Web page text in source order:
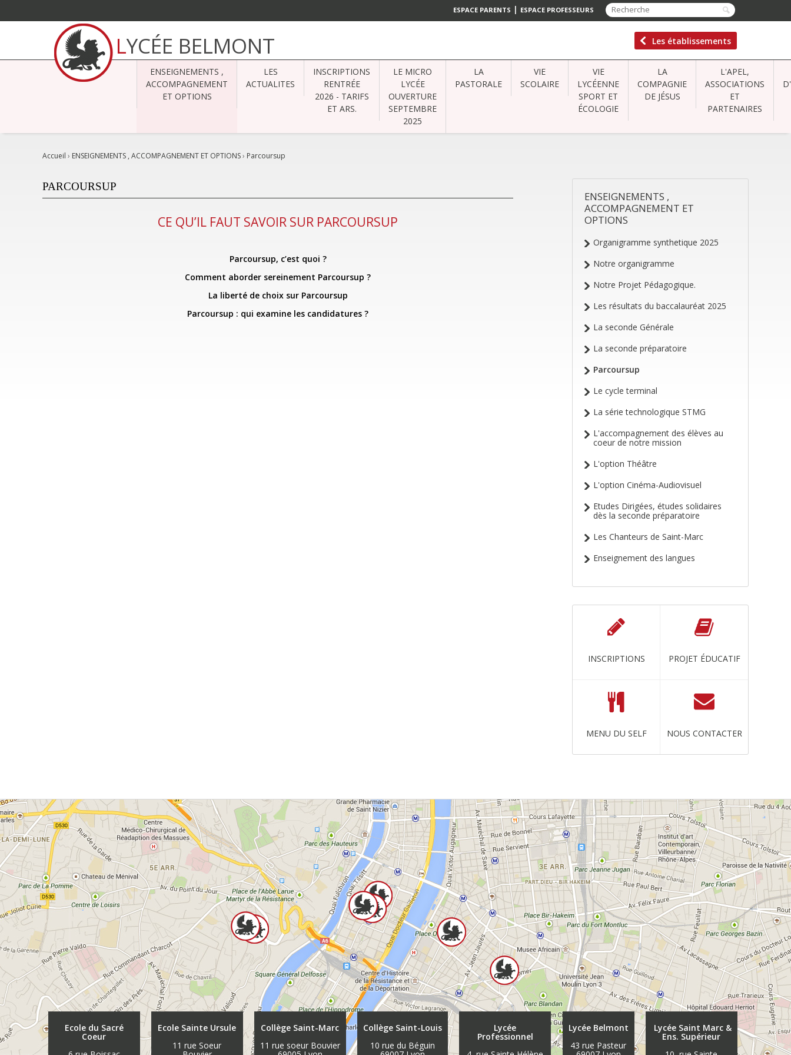
ESPACE PARENTS | ESPACE PROFESSEURS
contenu.
Aller
LYCÉE BELMONT Les établissements
ENSEIGNEMENTS ,
ACCOMPAGNEMENT
ET OPTIONS
LES
ACTUALITES
INSCRIPTIONS
RENTRÉE
2026 - TARIFS
ET ARS.
LE MICRO
LYCÉE
OUVERTURE
SEPTEMBRE
2025
LA
PASTORALE
VIE
SCOLAIRE
VIE
LYCÉENNE
SPORT ET
ÉCOLOGIE
LA
COMPAGNIE
DE JÉSUS
L'APEL,
ASSOCIATIONS
ET
PARTENAIRES
Accueil › ENSEIGNEMENTS , ACCOMPAGNEMENT ET OPTIONS› Parcoursup
NAVIGATION
ENSEIGNEMENTS ,
ACCOMPAGNEMENT ET
OPTIONS
Organigramme synthetique 2025
Notre organigramme
Notre Projet Pédagogique.
Les résultats du baccalauréat 2025
La seconde Générale
La seconde préparatoire
Parcoursup
Le cycle terminal
La série technologique STMG
L'accompagnement des élèves au
coeur de notre mission
L'option Théâtre
L'option Cinéma-Audiovisuel
Etudes Dirigées, études solidaires
dès la seconde préparatoire
Les Chanteurs de Saint-Marc
Enseignement des langues
INSCRIPTIONS PROJET ÉDUCATIF
MENU DU SELF NOUS CONTACTER
PARCOURSUP
CE QU’IL FAUT SAVOIR SUR PARCOURSUP
Parcoursup, c’est quoi ?
Comment aborder sereinement Parcoursup ?
La liberté de choix sur Parcoursup
Parcoursup : qui examine les candidatures ?
Ecole du Sacré
Coeur
Ecole Sainte Ursule
11 rue Soeur
Collège Saint-Marc
11 rue soeur Bouvier
Collège Saint-Louis
10 rue du Béguin
Lycée
Professionnel
Lycée Belmont
43 rue Pasteur
Lycée Saint Marc &
Ens. Supérieur